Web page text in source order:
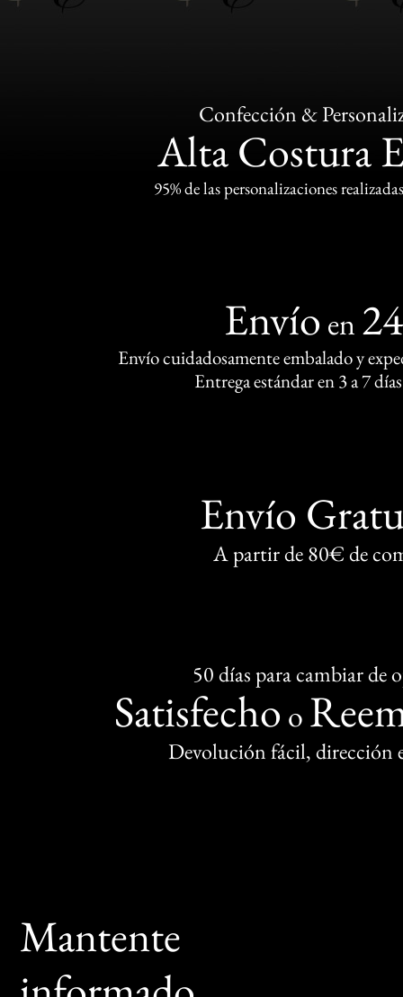
Confección &
Alta Costura
95% de las personalizaciones
Envío en
Envío cuidadosamente embalado y
Entrega estándar en 3 a 7
Envío
A partir de 80€ de
50 días para cambiar de
Satisfecho o
Devolución fácil, dirección
Mantente